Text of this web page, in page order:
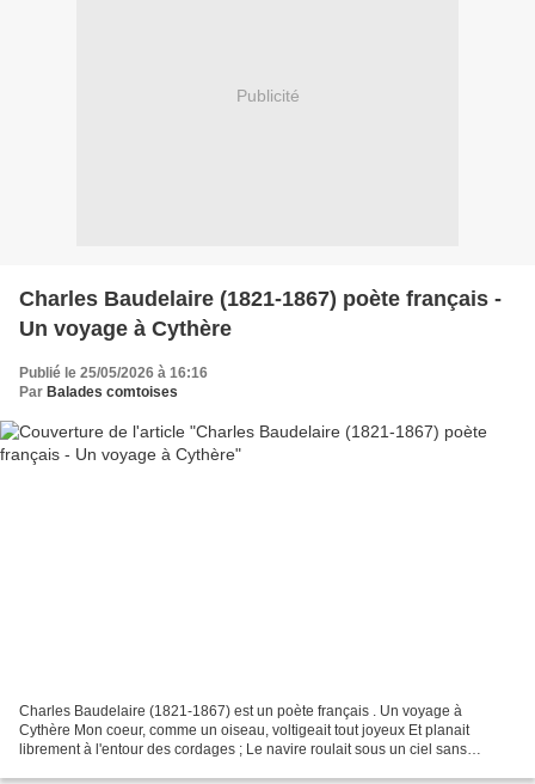
Publicité
Charles Baudelaire (1821-1867) poète français -
Un voyage à Cythère
Publié le 25/05/2026 à 16:16
Par Balades comtoises
Charles Baudelaire (1821-1867) est un poète français . Un voyage à
Cythère Mon coeur, comme un oiseau, voltigeait tout joyeux Et planait
librement à l'entour des cordages ; Le navire roulait sous un ciel sans